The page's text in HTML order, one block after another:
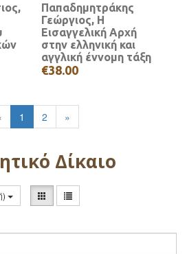
Παπαδημητράκης
Γεώργιος, Η
Εισαγγελική Αρχή
στην ελληνική και
αγγλική έννομη τάξη
€38.00
1 2 »
Δίκαιο